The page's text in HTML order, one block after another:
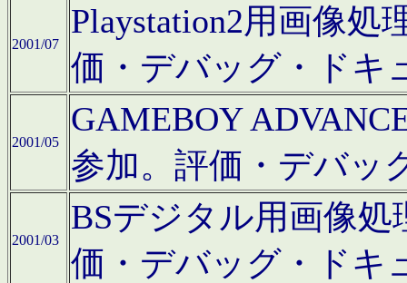
2001/07
Playstation2用画像
価・デバッグ・ドキ
2001/05
GAMEBOY
参加。評価・デバッ
2001/03
BSデジタル用画像
価・デバッグ・ドキ